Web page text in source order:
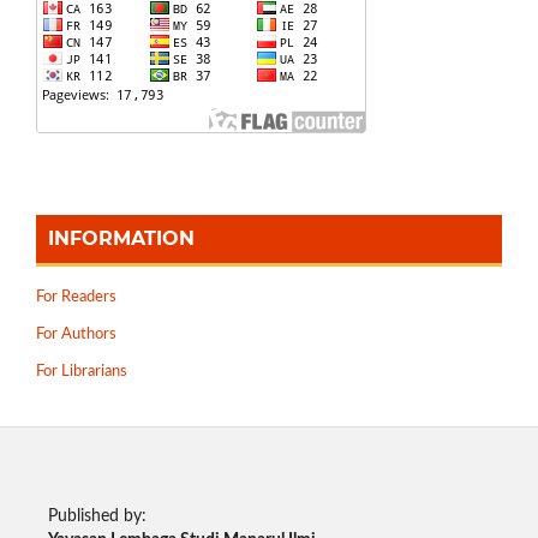
INFORMATION
For Readers
For Authors
For Librarians
Published by: